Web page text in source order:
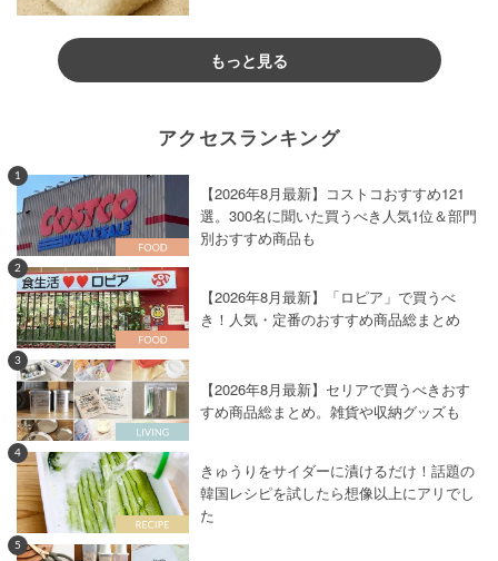
もっと見る
アクセスランキング
1
【2026年8月最新】コストコおすすめ121
選。300名に聞いた買うべき人気1位＆部門
別おすすめ商品も
2
【2026年8月最新】「ロピア」で買うべ
き！人気・定番のおすすめ商品総まとめ
3
【2026年8月最新】セリアで買うべきおす
すめ商品総まとめ。雑貨や収納グッズも
4
きゅうりをサイダーに漬けるだけ！話題の
韓国レシピを試したら想像以上にアリでし
た
5